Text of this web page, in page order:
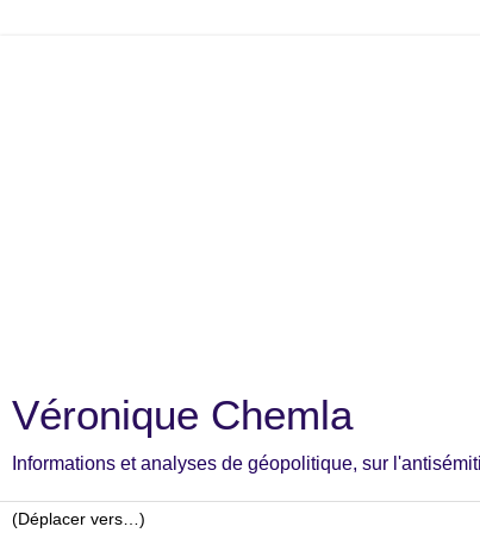
Véronique Chemla
Informations et analyses de géopolitique, sur